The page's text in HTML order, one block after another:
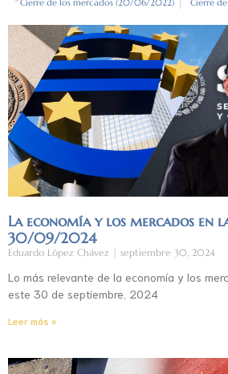
Cierre de los mercados (20/06/2022) Cierre
La economía y los mercados en
30/09/2024
Eduardo López Chávez septiembre 30, 2024
Lo más relevante de la economía y los
este 30 de septiembre, 2024
Leer más »